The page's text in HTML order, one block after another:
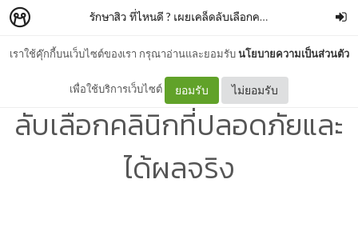
เราใช้คุ๊กกี้บนเว็บไซต์ของเรา กรุณาอ่านและยอมรับนโยบายความเป็นส่วนตัว
เพื่อใช้บริการเว็บไซต์ ยอมรับ ไม่ยอมรับ
รักษาสิว ที่ไหนดี ? เผยเคล็ดลับเลือกคลินิกที่ปลอดภัยและได้ผลจริง เพื่อผลลัพธ์ที่ดีที่สุด
รักษาสิว ที่ไหนดี ? เผยเคล็ด
ลับเลือกคลินิกที่ปลอดภัยและ
ได้ผลจริง